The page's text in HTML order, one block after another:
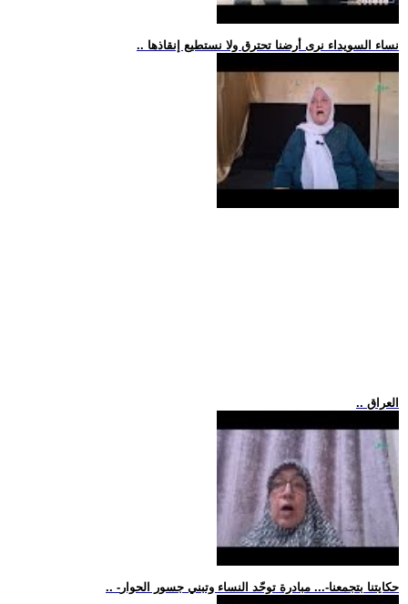
.. نساء السويداء نرى أرضنا تحترق ولا نستطيع إنقاذها
.. العراق
.. -حكايتنا بتجمعنا-... مبادرة توحّد النساء وتبني جسور الحوار